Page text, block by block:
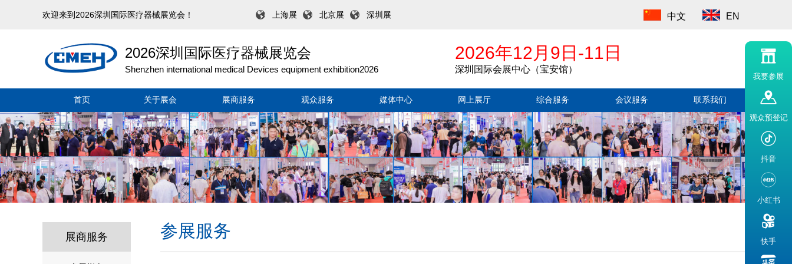
欢迎来到2026深圳国际医疗器械展览会！ 上海展 北京展 深圳展 中文 EN
2026深圳国际医疗器械展览会
Shenzhen international medical Devices equipment exhibition2026
2026年12月9日-11日
深圳国际会展中心（宝安馆）
首页 关于展会 展商服务 观众服务 媒体中心 网上展厅 综合服务 会议服务 联系我们
展商服务 参展服务
我要参展
观众预登记
抖音
小红书
快手